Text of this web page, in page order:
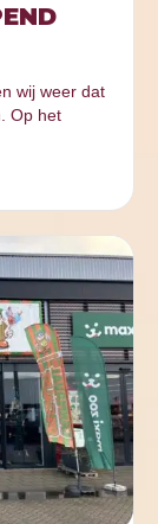
wij weer dat
Op het